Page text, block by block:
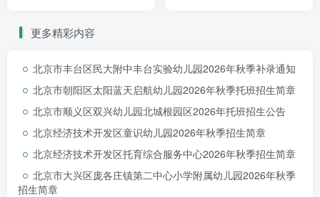
更多精彩内容
北京市丰台区民大附中丰台实验幼儿园2026年秋季补录通知
北京市朝阳区太阳蓝天启航幼儿园2026年秋季托班招生简章
北京市顺义区双兴幼儿园北城根园区2026年托班招生公告
北京经济技术开发区童识幼儿园2026年秋季招生简章
北京经济技术开发区托育综合服务中心2026年秋季招生简章
北京市大兴区庞各庄镇第二中心小学附属幼儿园2026年秋季
招生简章